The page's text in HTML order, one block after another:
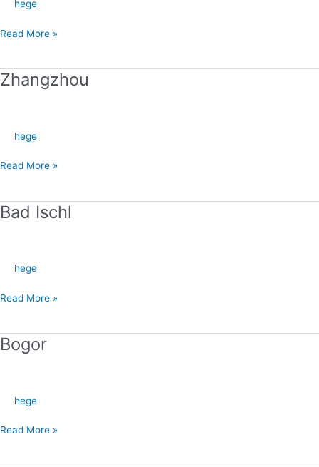
hege
Read More »
Zhangzhou
hege
Zhangzhou
Read More »
Bad Ischl
hege
Bad
Read More »
Bogor
hege
Bogor
Read More »